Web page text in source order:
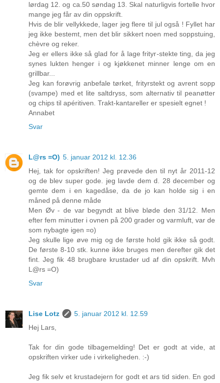
lørdag 12. og ca.50 søndag 13. Skal naturligvis fortelle hvor
mange jeg får av din oppskrift.
Hvis de blir vellykkede, lager jeg flere til jul også ! Fyllet har
jeg ikke bestemt, men det blir sikkert noen med soppstuing,
chèvre og reker.
Jeg er ellers ikke så glad for å lage frityr-stekte ting, da jeg
synes lukten henger i og kjøkkenet minner lenge om en
grillbar...
Jeg kan forøvrig anbefale tørket, frityrstekt og avrent sopp
(svampe) med et lite saltdryss, som alternativ til peanøtter
og chips til apéritiven. Trakt-kantareller er spesielt egnet !
Annabet
Svar
L@rs =O) 5. januar 2012 kl. 12.36
Hej, tak for opskriften! Jeg prøvede den til nyt år 2011-12
og de blev super gode. jeg lavde dem d. 28 december og
gemte dem i en kagedåse, da de jo kan holde sig i en
måned på denne måde
Men Øv - de var begyndt at blive bløde den 31/12. Men
efter fem minutter i ovnen på 200 grader og varmluft, var de
som nybagte igen =o)
Jeg skulle lige øve mig og de første hold gik ikke så godt.
De første 8-10 stk. kunne ikke bruges men derefter gik det
fint. Jeg fik 48 brugbare krustader ud af din opskrift. Mvh
L@rs =O)
Svar
Lise Lotz
5. januar 2012 kl. 12.59
Hej Lars,
Tak for din gode tilbagemelding! Det er godt at vide, at
opskriften virker ude i virkeligheden. :-)
Jeg fik selv et krustadejern for godt et ars tid siden. En god